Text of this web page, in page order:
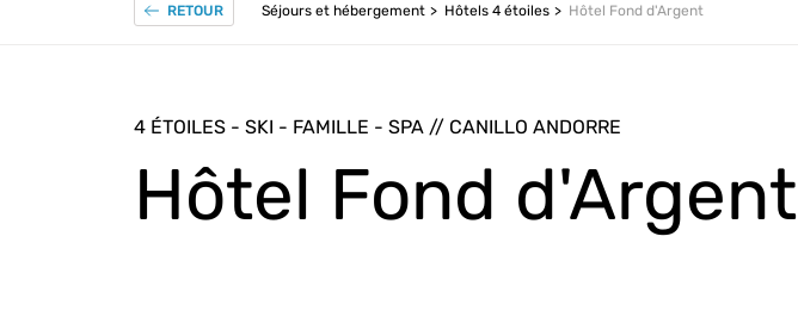
RETOUR Séjours et hébergement Hôtels 4 étoiles Hôtel Fond d'Argent
4 ÉTOILES - SKI - FAMILLE - SPA // CANILLO ANDORRE
Hôtel Fond d'Argent